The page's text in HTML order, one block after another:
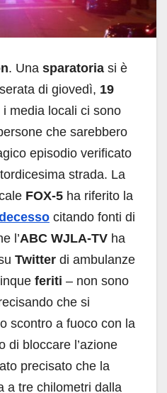
. Una sparatoria si è
di giovedì, 19
i media locali ci sono
che sarebbero
episodio verificato
strada. La
FOX-5 ha riferito la
citando fonti di
l’ABC WJLA-TV ha
Twitter di ambulanze
feriti – non sono
che si
scontro a fuoco con la
di bloccare l’azione
precisato che la
a tre chilometri dalla